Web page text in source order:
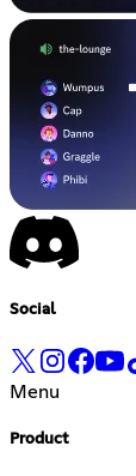
Social
Menu
Product